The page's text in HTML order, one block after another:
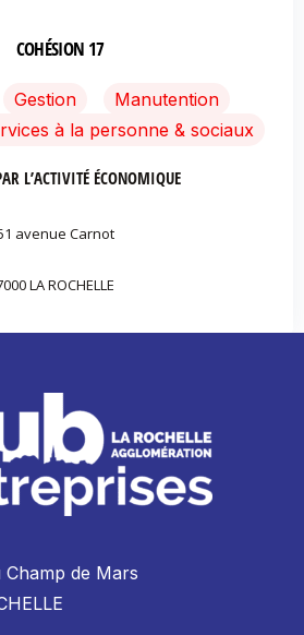
COHÉSION 17
Gestion
Manutention
à la personne & sociaux
L’ACTIVITÉ ÉCONOMIQUE
avenue Carnot
LA ROCHELLE
de Mars